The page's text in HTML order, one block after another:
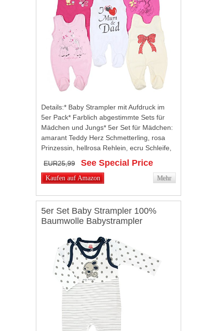
Details:* Baby Strampler mit Aufdruck im
5er Pack* Farblich abgestimmte Sets für
Mädchen und Jungs* 5er Set für Mädchen:
amarant Teddy Herz Schmetterling, rosa
Prinzessin, hellrosa Rehlein, ecru Schleife,
weiß I love Mum and Dad (Ich liebe...
EUR25,99 See Special Price
Kaufen auf Amazon Mehr
5er Set Baby Strampler 100%
Baumwolle Babystrampler
Farbe: Junge, Größe: 68 Reviews